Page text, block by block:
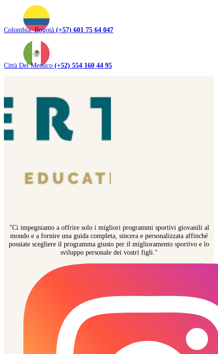
Colombia. Bogotà (+57) 601 75 64 047
Città Del Messico (+52) 554 160 44 95
"Ci impegniamo a offrire solo i migliori programmi sportivi giovanili al
mondo e a fornire una guida completa, sincera e personalizzata affinché
possiate scegliere il programma giusto per il miglioramento sportivo e lo
sviluppo personale dei vostri figli."